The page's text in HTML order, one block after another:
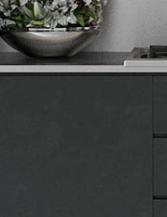
Tehnomedia
O nama
Naše prodavnice